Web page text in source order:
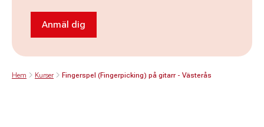
Anmäl dig till Fingerspel (Fingerpicking) på
Anmäl dig
Hem Kurser Fingerspel (Fingerpicking) på gitarr - Västerås